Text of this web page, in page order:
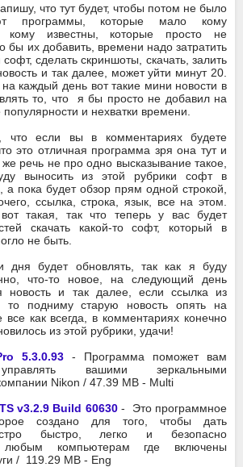
что тут будет, чтобы потом не было
программы, которые мало кому
кому известны, которые просто не
бы их добавить, времени надо затратить
сделать скриншоты, скачать, залить
и так далее, может уйти минут 20.
каждый день вот такие мини новости в
то, что я бы просто не добавил на
и нехватки времени.
если вы в комментариях будете
это отличная программа зря она тут и
речь не про одно высказывание такое,
выносить из этой рубрики софт в
а пока будет обзор прям одной строкой,
ссылка, строка, язык, все на этом.
такая, так что теперь у вас будет
скачать какой-то софт, который в
не быть.
дня будет обновлять, так как я буду
что-то новое, на следующий день
новость и так далее, если ссылка из
то подниму старую новость опять на
все как всегда, в комментариях конечно
из этой рубрики, удачи!
5.3.0.93 - Программа поможет вам
вашими зеркальными
Nikon / 47.39 MB - Multi
v3.2.9 Build 60630- Это программное
создано для того, чтобы дать
быстро, легко и безопасно
любым компьютерам где включены
/ 119.29 MB - Eng